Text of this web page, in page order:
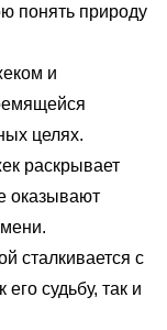
понять природу
и
целях.
раскрывает
оказывают
сталкивается с
судьбу, так и